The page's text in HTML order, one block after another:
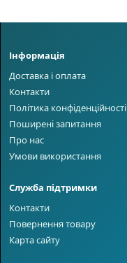
Інформація
Доставка і оплата
Контакти
Політика конфіденційності
Поширені запитання
Про нас
Умови використання
Служба підтримки
Контакти
Повернення товару
Карта сайту